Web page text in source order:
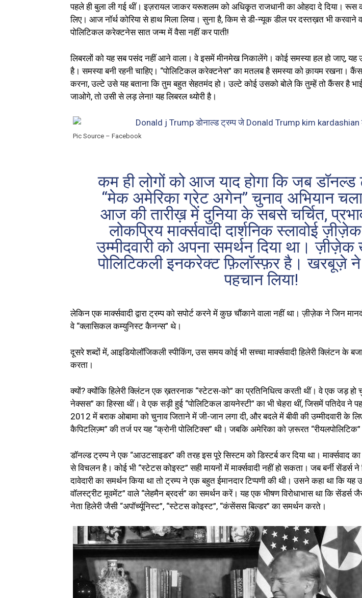
पहले ही बुला ली गई थीं। इज़रायल जाकर यरूशलम को अधिकृ़त राजधानी का ओहदा दे दिया।
लिए। आज नॉर्थ कोरिया से हाथ मिला लिया। सुना है, किम से डी-न्यूक डील पर दस्तख़त भी
पोलिटिकल करेक्टनेस सात जन्म में वैसा नहीं कर पाती!
लिबरलों को यह सब पसंद नहीं आने वाला। वे इसमें मीनमेख निकालेंगे। कोई समस्या हल हो जाए, यह
है। समस्या बनी रहनी चाहिए। “पोलिटिकल करेक्टनेस” का मतलब है समस्या को क़ायम रखना।
करना, उल्टे उसे यह बताना कि तुम बहुत सेहतमंद हो। उल्टे कोई उसको बोले कि तुम्हें तो कैंसर है
जाओगे, तो उसी से लड़ लेना! यह लिबरल थ्योरी है।
Pic Source – Facebook
कम ही लोगों को आज याद होगा कि जब डॉनल्ड
“मेक अमेरिका ग्रेट अगेन” चुनाव अभियान
आज की तारीख़ में दुनिया के सबसे चर्चित,
लोकप्रिय मार्क्‍सवादी दार्शनिक स्‍लावोई
उम्‍मीदवारी को अपना समर्थन दिया था।
पोलिटिकली इनकरेक्ट फ़िलॉस्फ़र है। खरबूज़े
पहचान लिया!
लेकिन एक मार्क्सवादी द्वारा ट्रम्प को सपोर्ट करने में कुछ चौंकाने वाला नहीं था। ज़ीज़ेक ने जिन
वे “क्‍लासिकल कम्‍युनिस्‍ट कैनन्‍स” थे।
दूसरे शब्‍दों में, आइडियोलॉजिकली स्‍पीकिंग, उस समय कोई भी सच्‍चा मार्क्‍सवादी हिलेरी क्लिंटन के
करता।
क्‍यों? क्योंकि हिलेरी क्‍लिंटन एक ख़तरनाक “स्‍टेटस-को” का प्रतिनिधित्‍व करती थीं। वे एक जड़
नेक्‍सस” का हिस्‍सा थीं। वे एक सड़ी हुई “पोलिटिकल डायनेस्‍टी” का भी चेहरा थीं, जिसमें पतिदेव ने
2012 में बराक ओबामा को चुनाव जिताने में जी-जान लगा दी, और बदले में बीवी की उम्‍मीदवारी के लिए
कैपिटलिज्‍़म” की तर्ज पर यह “क्रोनी पोलिटिक्‍स” थी। जबकि अमेरिका को ज़रूरत
डॉनल्‍ड ट्रम्‍प ने एक “आउटसाइडर” की तरह इस पूरे सिस्‍टम को डिस्‍टर्ब कर दिया था। मार्क्‍सवाद का
से विचलन है। कोई भी “स्‍टेटस कोइस्‍ट” सही मायनों में मार्क्‍सवादी नहीं हो सकता। जब बर्नी सेंडर्स
दावेदारी का समर्थन किया था तो ट्रम्‍प ने एक बहुत ईमानदार टिप्‍पणी की थी। उसने कहा था कि
वॉलस्‍ट्रीट मूवमेंट” वाले “लेहमैन ब्रदर्स” का समर्थन करें। यह एक भीषण विरोधाभास था कि
नेता हिलेरी जैसी “अपॉर्च्‍यूनिस्‍ट”, “स्‍टेटस कोइस्‍ट”, “कंसेंसस बिल्डर” का समर्थन करते।